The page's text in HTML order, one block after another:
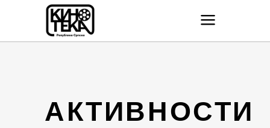
АКТИВНОСТИ